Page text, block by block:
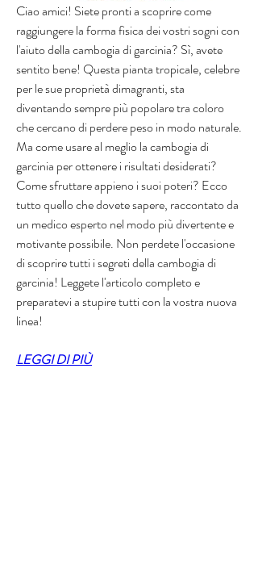
Ciao amici! Siete pronti a scoprire come
raggiungere la forma fisica dei vostri sogni con
l'aiuto della cambogia di garcinia? Sì, avete
sentito bene! Questa pianta tropicale, celebre
per le sue proprietà dimagranti, sta
diventando sempre più popolare tra coloro
che cercano di perdere peso in modo naturale.
Ma come usare al meglio la cambogia di
garcinia per ottenere i risultati desiderati?
Come sfruttare appieno i suoi poteri? Ecco
tutto quello che dovete sapere, raccontato da
un medico esperto nel modo più divertente e
motivante possibile. Non perdete l'occasione
di scoprire tutti i segreti della cambogia di
garcinia! Leggete l'articolo completo e
preparatevi a stupire tutti con la vostra nuova
linea!
LEGGI DI PIÙ